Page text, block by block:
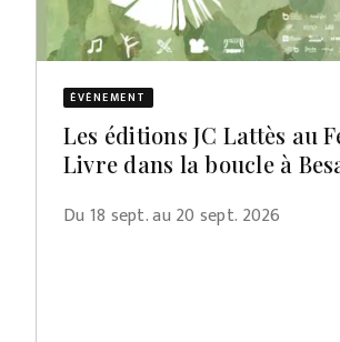
ÉVÈNEMENT
Les éditions JC Lattès au
Livre dans la boucle à
Du 18 sept. au 20 sept. 2026